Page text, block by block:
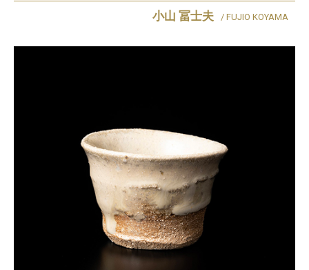
小山 冨士夫 / FUJIO KOYAMA